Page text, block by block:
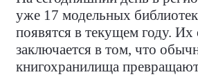
уже 17 модельных
появятся в текущем году. Их
заключается в том, что
книгохранилища